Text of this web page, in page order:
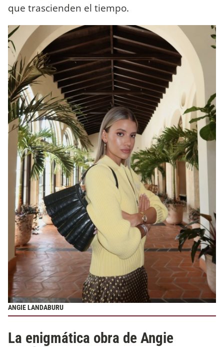
que trascienden el tiempo.
ANGIE LANDABURU
La enigmática obra de Angie